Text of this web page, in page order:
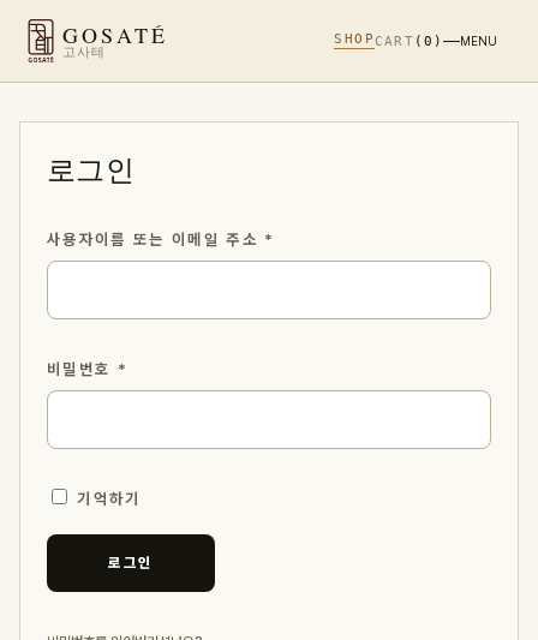
GOSATÉ
고사테
SHOP CART (0) MENU
로그인
사용자이름 또는 이메일 주소 *
수
목
비밀번호 *
수
목
기억하기
로그인